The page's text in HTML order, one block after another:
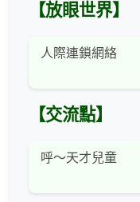
【放眼世界】
人際連鎖網絡
【交流點】
呼～天才兒童